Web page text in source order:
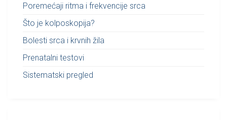
Poremećaji ritma i frekvencije srca
Što je kolposkopija?
Bolesti srca i krvnih žila
Prenatalni testovi
Sistematski pregled